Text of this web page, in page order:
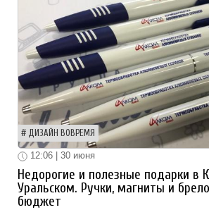
ДИЗАЙН ВОВРЕМЯ
12:06 | 30 июня
Недорогие и полезные подарки в
Уральском. Ручки, магниты и
бюджет